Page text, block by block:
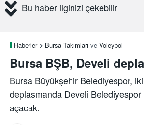
Bu haber ilginizi çekebilir
Haberler Bursa Takımları ve Voleybol
Bursa BŞB, Develi
Bursa Büyükşehir Belediyespor,
deplasmanda Develi
açacak.